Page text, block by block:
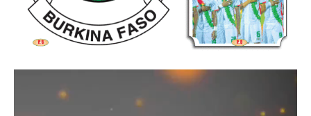
Lecteur